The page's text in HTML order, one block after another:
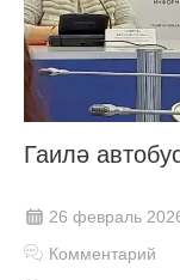
Гаилә
26 февраль
Комментарий